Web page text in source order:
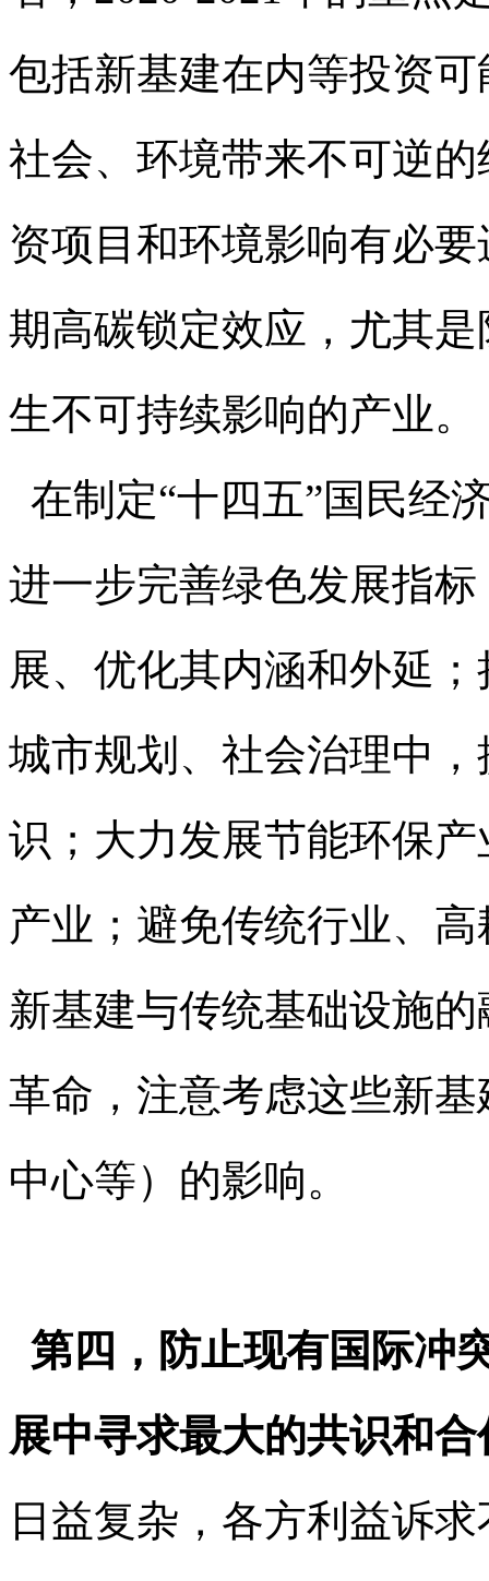
包括新基建在内等投资
社会、环境带来不可逆
资项目和环境影响有必
期高碳锁定效应，尤其
生不可持续影响的产业。
在制定“十四五”国民经
进一步完善绿色发展指
展、优化其内涵和外延
城市规划、社会治理中
识；大力发展节能环保
产业；避免传统行业、
新基建与传统基础设施
革命，注意考虑这些新
中心等）的影响。
第四，防止现有国际冲
展中寻求最大的共识和合
日益复杂，各方利益诉